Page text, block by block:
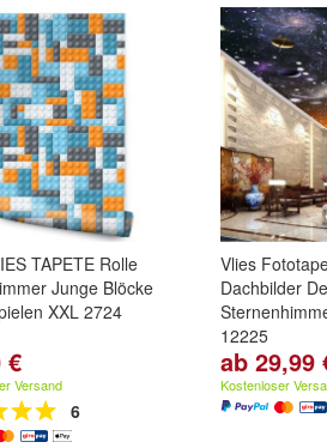
TAPETE Rolle
Junge Blöcke
XXL 2724
€
Versand
6
Vlies
Dachbilder
12225
Größe:
200(B) x
175(H) cm
ab 29,99
Kostenloser